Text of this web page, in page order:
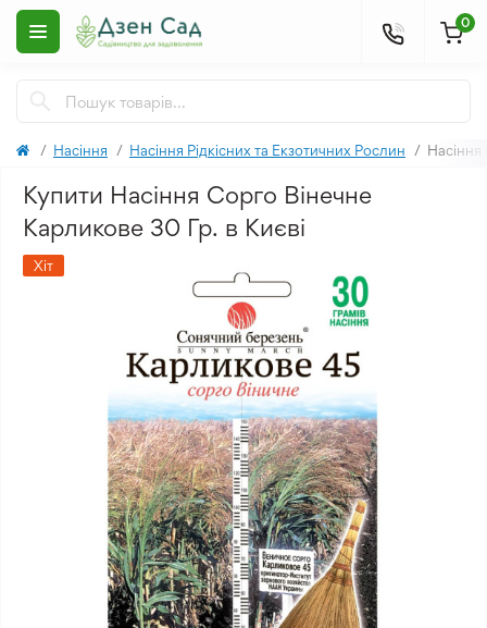
0
Насіння Насіння Рідкісних та Екзотичних Рослин
Купити Насіння Сорго Вінечне
Карликове 30 Гр. в Києві
Хіт